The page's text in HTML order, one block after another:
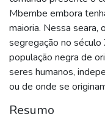
Mbembe embora
maioria. Nessa seara,
segregação no século
população negra de
seres humanos,
ou de onde se
Resumo